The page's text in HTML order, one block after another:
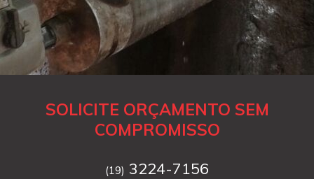
SOLICITE ORÇAMENTO SEM
COMPROMISSO
(19) 3224-7156